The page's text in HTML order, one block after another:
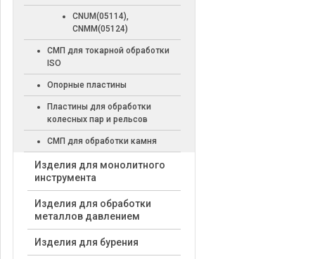
CNUM(05114),
CNMM(05124)
СМП для токарной обработки
ISO
Опорные пластины
Пластины для обработки
колесных пар и рельсов
СМП для обработки камня
Изделия для монолитного
инструмента
Изделия для обработки
металлов давлением
Изделия для бурения